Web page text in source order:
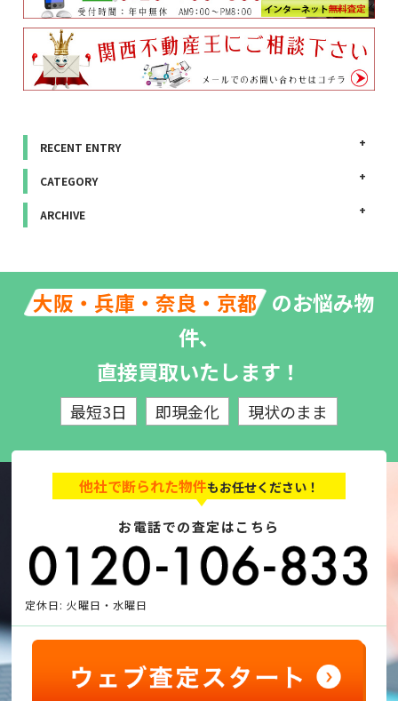
RECENT ENTRY
CATEGORY
ARCHIVE
大阪・兵庫・奈良・京都 のお悩み物
件、
直接買取いたします！
最短3日 即現金化 現状のまま
他社で断られた物件もお任せください！
お電話での査定はこちら
定休日: 火曜日・水曜日